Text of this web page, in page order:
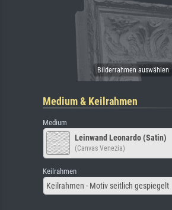
Medium & Keilrahmen
Medium
Leinwand Leonardo (Satin)
(Canvas Venezia)
Keilrahmen
Keilrahmen - Motiv seitlich gespiegelt